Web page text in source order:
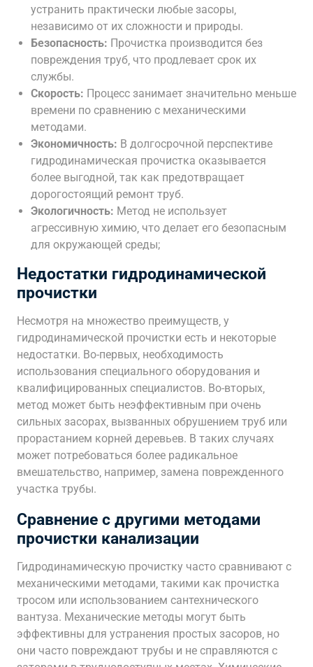
устранить практически любые засоры‚
независимо от их сложности и природы.
Безопасность: Прочистка производится без
повреждения труб‚ что продлевает срок их
службы.
Скорость: Процесс занимает значительно меньше
времени по сравнению с механическими
методами.
Экономичность: В долгосрочной перспективе
гидродинамическая прочистка оказывается
более выгодной‚ так как предотвращает
дорогостоящий ремонт труб.
Экологичность: Метод не использует
агрессивную химию‚ что делает его безопасным
для окружающей среды;
Недостатки гидродинамической
прочистки
Несмотря на множество преимуществ‚ у
гидродинамической прочистки есть и некоторые
недостатки. Во-первых‚ необходимость
использования специального оборудования и
квалифицированных специалистов. Во-вторых‚
метод может быть неэффективным при очень
сильных засорах‚ вызванных обрушением труб или
прорастанием корней деревьев. В таких случаях
может потребоваться более радикальное
вмешательство‚ например‚ замена поврежденного
участка трубы.
Сравнение с другими методами
прочистки канализации
Гидродинамическую прочистку часто сравнивают с
механическими методами‚ такими как прочистка
тросом или использованием сантехнического
вантуза. Механические методы могут быть
эффективны для устранения простых засоров‚ но
они часто повреждают трубы и не справляются с